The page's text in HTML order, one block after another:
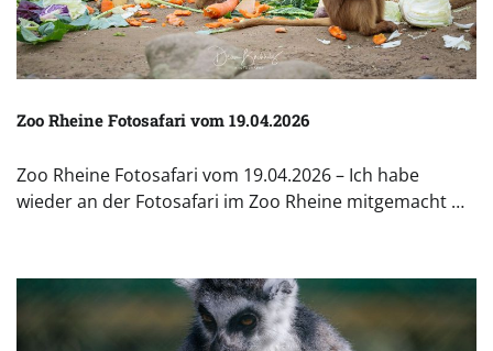
Zoo Rheine Fotosafari vom 19.04.2026
Zoo Rheine Fotosafari vom 19.04.2026 – Ich habe
wieder an der Fotosafari im Zoo Rheine mitgemacht …